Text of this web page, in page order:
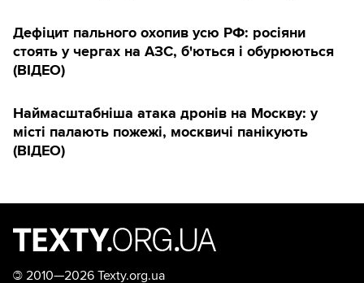
Дефіцит пального охопив усю РФ: росіяни
стоять у чергах на АЗС, б'ються і обурюються
(ВІДЕО)
Наймасштабніша атака дронів на Москву: у
місті палають пожежі, москвичі панікують
(ВІДЕО)
© 2010—2026 Texty.org.ua